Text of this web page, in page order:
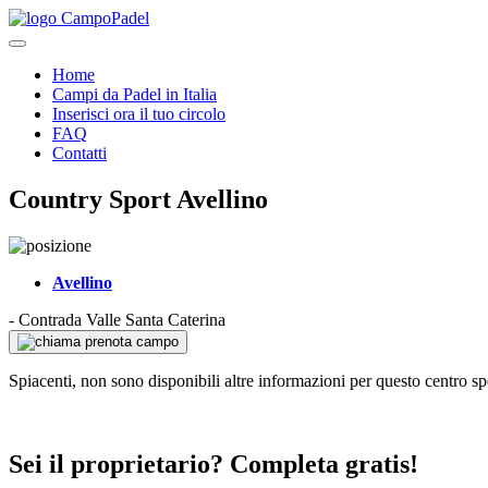
Home
Campi da Padel in Italia
Inserisci ora il tuo circolo
FAQ
Contatti
Country Sport Avellino
Avellino
- Contrada Valle Santa Caterina
prenota campo
Spiacenti, non sono disponibili altre informazioni per questo centro
Sei il proprietario? Completa gratis!